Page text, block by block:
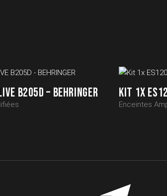
B205D – BEHRINGER KIT 1X
Enceintes